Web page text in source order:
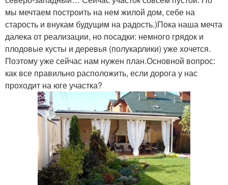
мы мечтаем построить на нем жилой дом, себе на
старость и внукам будущим на радость.)Пока наша мечта
далека от реализации, но посадки: немного грядок и
плодовые кусты и деревья (полукарлики) уже хочется.
Поэтому уже сейчас нам нужен план.Основной вопрос:
как все правильно расположить, если дорога у нас
проходит на юге участка?